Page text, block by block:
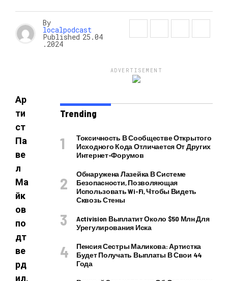
By
localpodcast
Published 25.04
.2024
Ар
ти
ст
Па
ве
л
Ма
йк
ов
по
дт
ве
рд
ил,
ADVERTISEMENT
Trending
Токсичность В Сообществе Открытого
Исходного Кода Отличается От Других
Интернет-Форумов
Обнаружена Лазейка В Системе
Безопасности, Позволяющая
Использовать Wi-Fi, Чтобы Видеть
Сквозь Стены
Activision Выплатит Около $50 Млн Для
Урегулирования Иска
Пенсия Сестры Маликова: Артистка
Будет Получать Выплаты В Свои 44
Года